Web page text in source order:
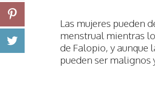
Las mujeres pueden
menstrual mientras
de Falopio, y aunque
pueden ser malignos